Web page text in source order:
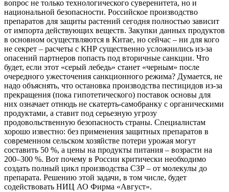
вопрос не только технологического суверенитета, но и
национальной безопасности. Российское производство
препаратов для защиты растений сегодня полностью зависит
от импорта действующих веществ. Закупки данных продуктов
в основном осуществляются в Китае, но сейчас – ни для кого
не секрет – расчеты с КНР существенно усложнились из-за
опасений партнеров попасть под вторичные санкции. Что
будет, если этот «серый лебедь» станет «черным» после
очередного ужесточения санкционного режима? Думается, не
надо объяснять, что остановка производства пестицидов из-за
прекращения (пока гипотетического) поставок основы для
них означает отнюдь не скатерть-самобранку с органическими
продуктами, а ставит под серьезную угрозу
продовольственную безопасность страны. Специалистам
хорошо известно: без применения защитных препаратов в
современном сельском хозяйстве потери урожая могут
составить 50 %, а цены на продукты питания – возрасти на
200–300 %. Вот почему в России критически необходимо
создать полный цикл производства СЗР – от молекулы до
препарата. Решению этой задачи, в том числе, будет
содействовать НИЦ АО Фирма «Август».